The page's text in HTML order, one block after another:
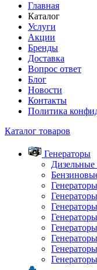
Главная
Каталог
Услуги
Акции
Бренды
Доставка
Вопрос ответ
Блог
Новости
Контакты
Политика
Каталог товаров
Генераторы
Дизельные